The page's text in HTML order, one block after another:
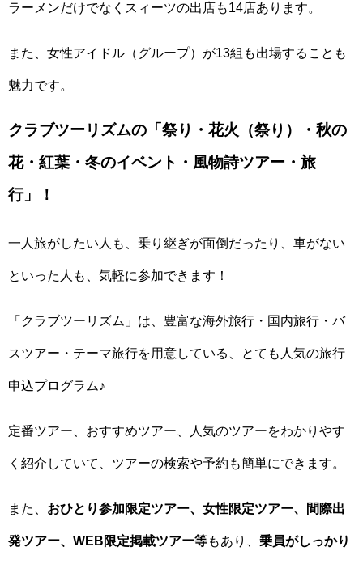
ラーメンだけでなくスィーツの出店も14店あります。
また、女性アイドル（グループ）が13組も出場することも
魅力です。
クラブツーリズムの「祭り・花火（祭り）・秋の
花・紅葉・冬のイベント・風物詩ツアー・旅
行」！
一人旅がしたい人も、乗り継ぎが面倒だったり、車がない
といった人も、気軽に参加できます！
「クラブツーリズム」は、豊富な海外旅行・国内旅行・バ
スツアー・テーマ旅行を用意している、とても人気の旅行
申込プログラム♪
定番ツアー、おすすめツアー、人気のツアーをわかりやす
く紹介していて、ツアーの検索や予約も簡単にできます。
また、 おひとり参加限定ツアー、女性限定ツアー、間際出
発ツアー、WEB限定掲載ツアー等もあり、 乗員がしっかり